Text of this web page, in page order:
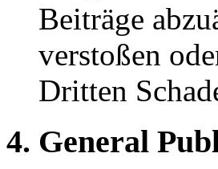
Beiträge
verstoßen
Dritten
4. General